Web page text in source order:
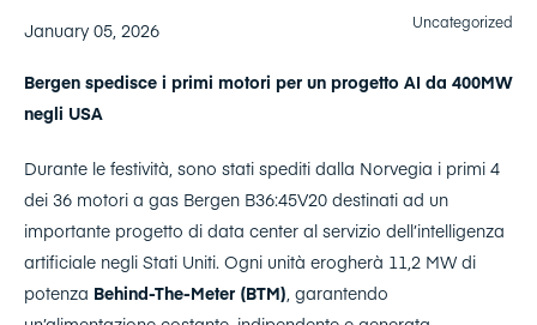
January 05, 2026 Uncategorized
Bergen spedisce i primi motori per un progetto AI da 400MW
negli USA
Durante le festività, sono stati spediti dalla Norvegia i primi 4
dei 36 motori a gas Bergen B36:45V20 destinati ad un
importante progetto di data center al servizio dell’intelligenza
artificiale negli Stati Uniti. Ogni unità erogherà 11,2 MW di
potenza Behind-The-Meter (BTM), garantendo